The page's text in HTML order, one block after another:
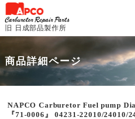
旧 日成部品製作所
商品詳細ページ
NAPCO Carburetor Fuel pump
『71-0006』 04231-22010/24010/